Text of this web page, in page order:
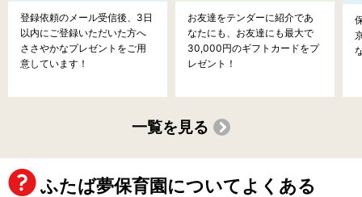
登録依頼のメール受信後、3日
以内にご登録いただいた方へ
ささやかなプレゼントをご用
意しています！
お友達をテンダーに紹介であ
なたにも、お友達にも最大で
30,000円のギフトカードをプ
レゼント！
一覧を見る
ふたば夢保育園についてよくある